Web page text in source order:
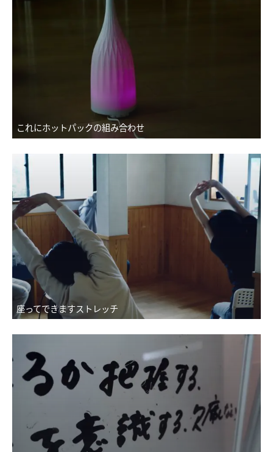
これにホットパックの組み合わせ
座ってできますストレッチ